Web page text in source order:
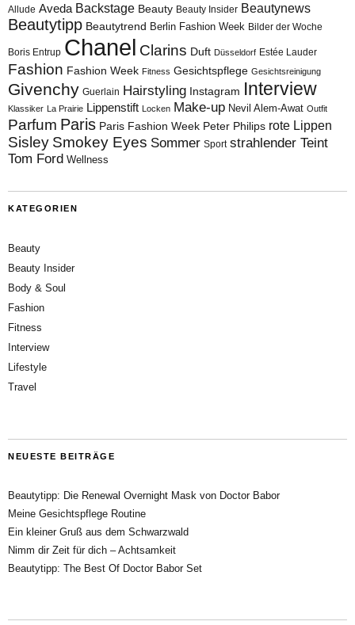
Allude Aveda Backstage Beauty Beauty Insider Beautynews
Beautytipp Beautytrend Berlin Fashion Week Bilder der Woche
Boris Entrup Chanel Clarins Duft Düsseldorf Estée Lauder
Fashion Fashion Week Fitness Gesichtspflege Gesichtsreinigung
Givenchy Guerlain Hairstyling Instagram Interview
Klassiker La Prairie Lippenstift Locken Make-up Nevil Alem-Awat Outfit
Parfum Paris Paris Fashion Week Peter Philips rote Lippen
Sisley Smokey Eyes Sommer Sport strahlender Teint
Tom Ford Wellness
KATEGORIEN
Beauty
Beauty Insider
Body & Soul
Fashion
Fitness
Interview
Lifestyle
Travel
NEUESTE BEITRÄGE
Beautytipp: Die Renewal Overnight Mask von Doctor Babor
Meine Gesichtspflege Routine
Ein kleiner Gruß aus dem Schwarzwald
Nimm dir Zeit für dich – Achtsamkeit
Beautytipp: The Best Of Doctor Babor Set